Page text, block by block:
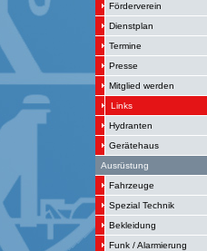
Förderverein
Dienstplan
Termine
Presse
Mitglied werden
Links
Hydranten
Gerätehaus
Ausrüstung
Fahrzeuge
Spezial Technik
Bekleidung
Funk / Alarmierung